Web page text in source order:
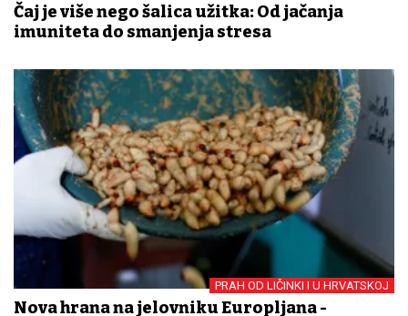
Čaj je više nego šalica užitka: Od jačanja
imuniteta do smanjenja stresa
PRAH OD LIČINKI I U HRVATSKOJ
Nova hrana ​na jelovniku Europljana -